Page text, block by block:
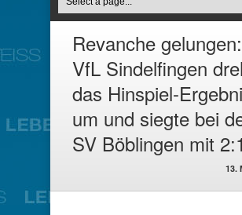
Revanche
VfL Sindelfingen
das Hinspiel-
um und siegte bei
SV Böblingen mit 2:1
13.